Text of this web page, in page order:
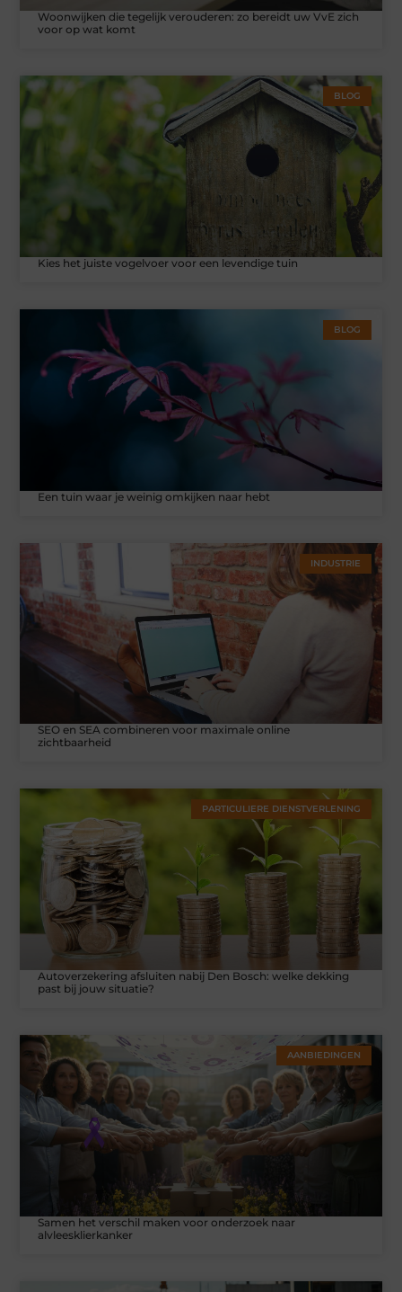
Woonwijken die tegelijk verouderen: zo bereidt uw VvE zich
voor op wat komt
BLOG
Kies het juiste vogelvoer voor een levendige tuin
BLOG
Een tuin waar je weinig omkijken naar hebt
INDUSTRIE
SEO en SEA combineren voor maximale online
zichtbaarheid
PARTICULIERE DIENSTVERLENING
Autoverzekering afsluiten nabij Den Bosch: welke dekking
past bij jouw situatie?
AANBIEDINGEN
Samen het verschil maken voor onderzoek naar
alvleesklierkanker